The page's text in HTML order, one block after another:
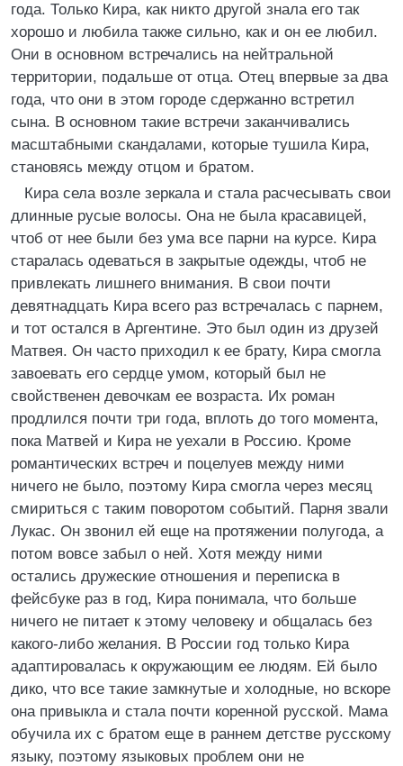
года. Только Кира, как никто другой знала его так
хорошо и любила также сильно, как и он ее любил.
Они в основном встречались на нейтральной
территории, подальше от отца. Отец впервые за два
года, что они в этом городе сдержанно встретил
сына. В основном такие встречи заканчивались
масштабными скандалами, которые тушила Кира,
становясь между отцом и братом.
Кира села возле зеркала и стала расчесывать свои
длинные русые волосы. Она не была красавицей,
чтоб от нее были без ума все парни на курсе. Кира
старалась одеваться в закрытые одежды, чтоб не
привлекать лишнего внимания. В свои почти
девятнадцать Кира всего раз встречалась с парнем,
и тот остался в Аргентине. Это был один из друзей
Матвея. Он часто приходил к ее брату, Кира смогла
завоевать его сердце умом, который был не
свойственен девочкам ее возраста. Их роман
продлился почти три года, вплоть до того момента,
пока Матвей и Кира не уехали в Россию. Кроме
романтических встреч и поцелуев между ними
ничего не было, поэтому Кира смогла через месяц
смириться с таким поворотом событий. Парня звали
Лукас. Он звонил ей еще на протяжении полугода, а
потом вовсе забыл о ней. Хотя между ними
остались дружеские отношения и переписка в
фейсбуке раз в год, Кира понимала, что больше
ничего не питает к этому человеку и общалась без
какого-либо желания. В России год только Кира
адаптировалась к окружающим ее людям. Ей было
дико, что все такие замкнутые и холодные, но вскоре
она привыкла и стала почти коренной русской. Мама
обучила их с братом еще в раннем детстве русскому
языку, поэтому языковых проблем они не